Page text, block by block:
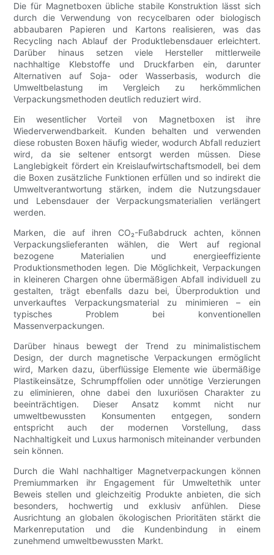
Die für Magnetboxen übliche stabile Konstruktion lässt sich
durch die Verwendung von recycelbaren oder biologisch
abbaubaren Papieren und Kartons realisieren, was das
Recycling nach Ablauf der Produktlebensdauer erleichtert.
Darüber hinaus setzen viele Hersteller mittlerweile
nachhaltige Klebstoffe und Druckfarben ein, darunter
Alternativen auf Soja- oder Wasserbasis, wodurch die
Umweltbelastung im Vergleich zu herkömmlichen
Verpackungsmethoden deutlich reduziert wird.
Ein wesentlicher Vorteil von Magnetboxen ist ihre
Wiederverwendbarkeit. Kunden behalten und verwenden
diese robusten Boxen häufig wieder, wodurch Abfall reduziert
wird, da sie seltener entsorgt werden müssen. Diese
Langlebigkeit fördert ein Kreislaufwirtschaftsmodell, bei dem
die Boxen zusätzliche Funktionen erfüllen und so indirekt die
Umweltverantwortung stärken, indem die Nutzungsdauer
und Lebensdauer der Verpackungsmaterialien verlängert
werden.
Marken, die auf ihren CO₂-Fußabdruck achten, können
Verpackungslieferanten wählen, die Wert auf regional
bezogene Materialien und energieeffiziente
Produktionsmethoden legen. Die Möglichkeit, Verpackungen
in kleineren Chargen ohne übermäßigen Abfall individuell zu
gestalten, trägt ebenfalls dazu bei, Überproduktion und
unverkauftes Verpackungsmaterial zu minimieren – ein
typisches Problem bei konventionellen
Massenverpackungen.
Darüber hinaus bewegt der Trend zu minimalistischem
Design, der durch magnetische Verpackungen ermöglicht
wird, Marken dazu, überflüssige Elemente wie übermäßige
Plastikeinsätze, Schrumpffolien oder unnötige Verzierungen
zu eliminieren, ohne dabei den luxuriösen Charakter zu
beeinträchtigen. Dieser Ansatz kommt nicht nur
umweltbewussten Konsumenten entgegen, sondern
entspricht auch der modernen Vorstellung, dass
Nachhaltigkeit und Luxus harmonisch miteinander verbunden
sein können.
Durch die Wahl nachhaltiger Magnetverpackungen können
Premiummarken ihr Engagement für Umweltethik unter
Beweis stellen und gleichzeitig Produkte anbieten, die sich
besonders, hochwertig und exklusiv anfühlen. Diese
Ausrichtung an globalen ökologischen Prioritäten stärkt die
Markenreputation und die Kundenbindung in einem
zunehmend umweltbewussten Markt.